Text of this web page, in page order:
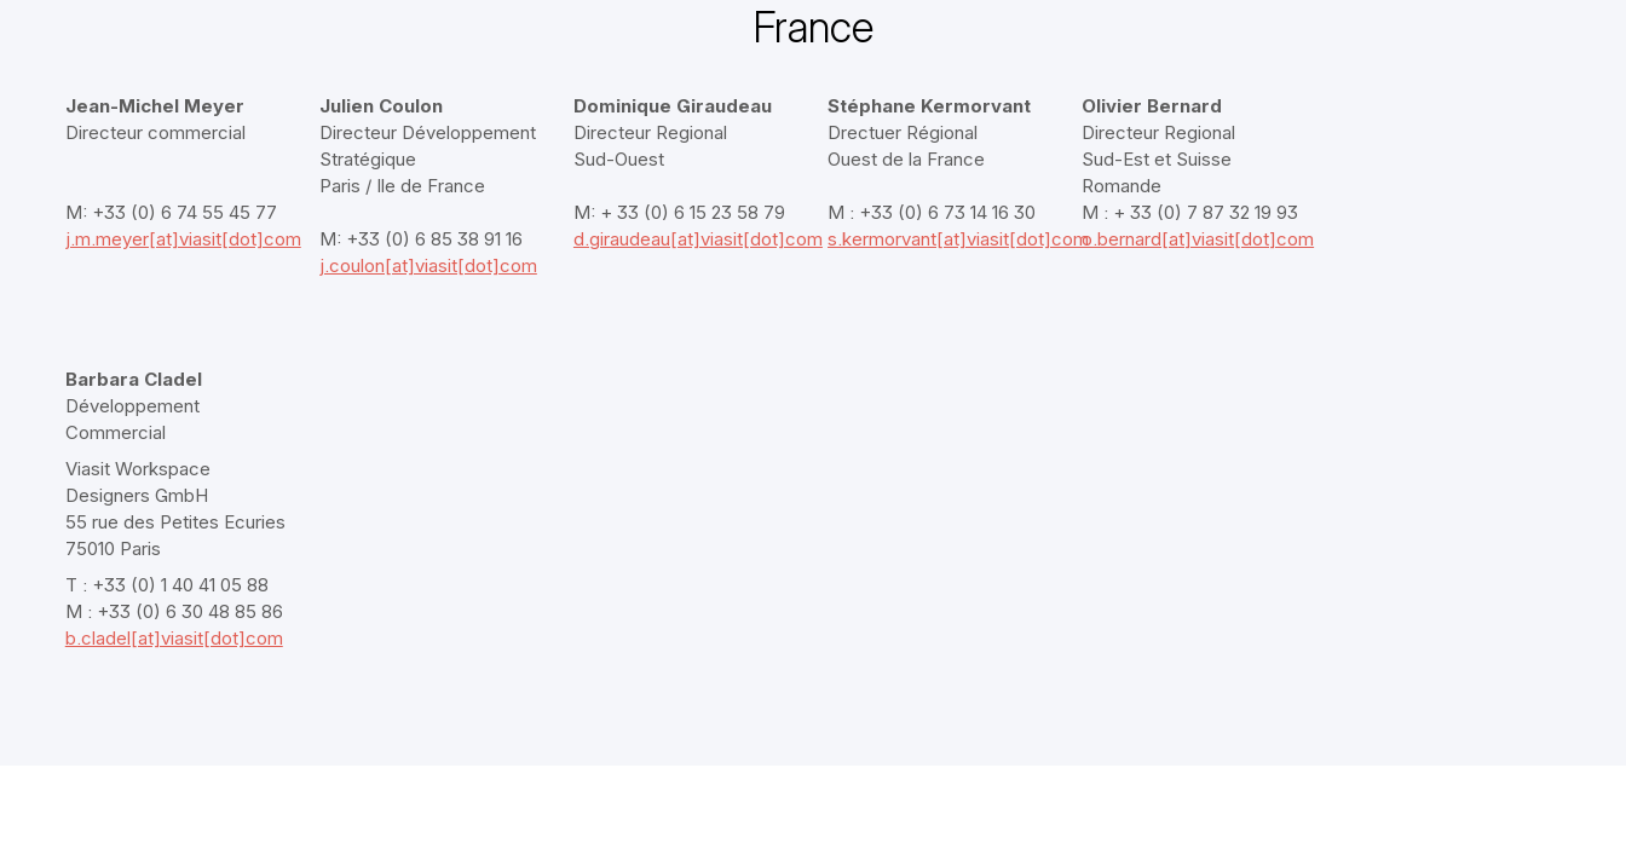
France
Jean-Michel Meyer
Directeur commercial
M: +33 (0) 6 74 55 45 77
j.m.meyer[at]viasit[dot]com
Julien Coulon
Directeur Développement
Stratégique
Paris / Ile de France
M: +33 (0) 6 85 38 91 16
j.coulon[at]viasit[dot]com
Dominique Giraudeau
Directeur Regional
Sud-Ouest
M: + 33 (0) 6 15 23 58 79
d.giraudeau[at]viasit[dot]com
Stéphane Kermorvant
Drectuer Régional
Ouest de la France
M : +33 (0) 6 73 14 16 30
s.kermorvant[at]viasit[dot]com
Olivier Bernard
Directeur Regional
Sud-Est et Suisse
Romande
M : + 33 (0) 7 87 32 19 93
o.bernard[at]viasit[dot]com
Barbara Cladel
Développement
Commercial
Viasit Workspace
Designers GmbH
55 rue des Petites Ecuries
75010 Paris
T : +33 (0) 1 40 41 05 88
M : +33 (0) 6 30 48 85 86
b.cladel[at]viasit[dot]com